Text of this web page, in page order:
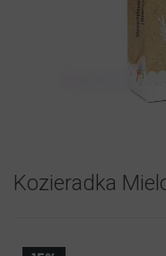
Kozieradka